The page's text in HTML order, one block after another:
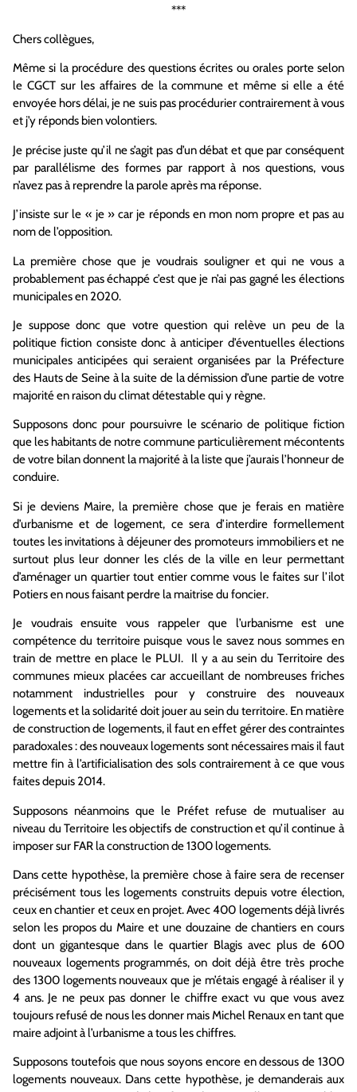
***
Chers collègues,
Même si la procédure des questions écrites ou orales porte selon
le CGCT sur les affaires de la commune et même si elle a été
envoyée hors délai, je ne suis pas procédurier contrairement à vous
et j’y réponds bien volontiers.
Je précise juste qu’il ne s’agit pas d’un débat et que par conséquent
par parallélisme des formes par rapport à nos questions, vous
n’avez pas à reprendre la parole après ma réponse.
J’insiste sur le « je » car je réponds en mon nom propre et pas au
nom de l’opposition.
La première chose que je voudrais souligner et qui ne vous a
probablement pas échappé c’est que je n’ai pas gagné les élections
municipales en 2020.
Je suppose donc que votre question qui relève un peu de la
politique fiction consiste donc à anticiper d’éventuelles élections
municipales anticipées qui seraient organisées par la Préfecture
des Hauts de Seine à la suite de la démission d’une partie de votre
majorité en raison du climat détestable qui y règne.
Supposons donc pour poursuivre le scénario de politique fiction
que les habitants de notre commune particulièrement mécontents
de votre bilan donnent la majorité à la liste que j’aurais l’honneur de
conduire.
Si je deviens Maire, la première chose que je ferais en matière
d’urbanisme et de logement, ce sera d’interdire formellement
toutes les invitations à déjeuner des promoteurs immobiliers et ne
surtout plus leur donner les clés de la ville en leur permettant
d’aménager un quartier tout entier comme vous le faites sur l’ilot
Potiers en nous faisant perdre la maitrise du foncier.
Je voudrais ensuite vous rappeler que l’urbanisme est une
compétence du territoire puisque vous le savez nous sommes en
train de mettre en place le PLUI. Il y a au sein du Territoire des
communes mieux placées car accueillant de nombreuses friches
notamment industrielles pour y construire des nouveaux
logements et la solidarité doit jouer au sein du territoire. En matière
de construction de logements, il faut en effet gérer des contraintes
paradoxales : des nouveaux logements sont nécessaires mais il faut
mettre fin à l’artificialisation des sols contrairement à ce que vous
faites depuis 2014.
Supposons néanmoins que le Préfet refuse de mutualiser au
niveau du Territoire les objectifs de construction et qu’il continue à
imposer sur FAR la construction de 1300 logements.
Dans cette hypothèse, la première chose à faire sera de recenser
précisément tous les logements construits depuis votre élection,
ceux en chantier et ceux en projet. Avec 400 logements déjà livrés
selon les propos du Maire et une douzaine de chantiers en cours
dont un gigantesque dans le quartier Blagis avec plus de 600
nouveaux logements programmés, on doit déjà être très proche
des 1300 logements nouveaux que je m’étais engagé à réaliser il y
4 ans. Je ne peux pas donner le chiffre exact vu que vous avez
toujours refusé de nous les donner mais Michel Renaux en tant que
maire adjoint à l’urbanisme a tous les chiffres.
Supposons toutefois que nous soyons encore en dessous de 1300
logements nouveaux. Dans cette hypothèse, je demanderais aux